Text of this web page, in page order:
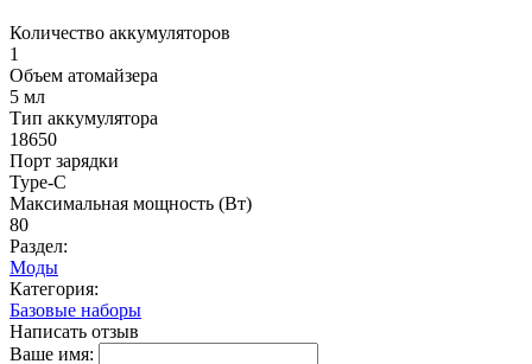
Количество аккумуляторов
1
Объем атомайзера
5 мл
Тип аккумулятора
18650
Порт зарядки
Type-C
Максимальная мощность (Вт)
80
Раздел:
Моды
Категория:
Базовые наборы
Написать отзыв
Ваше имя: